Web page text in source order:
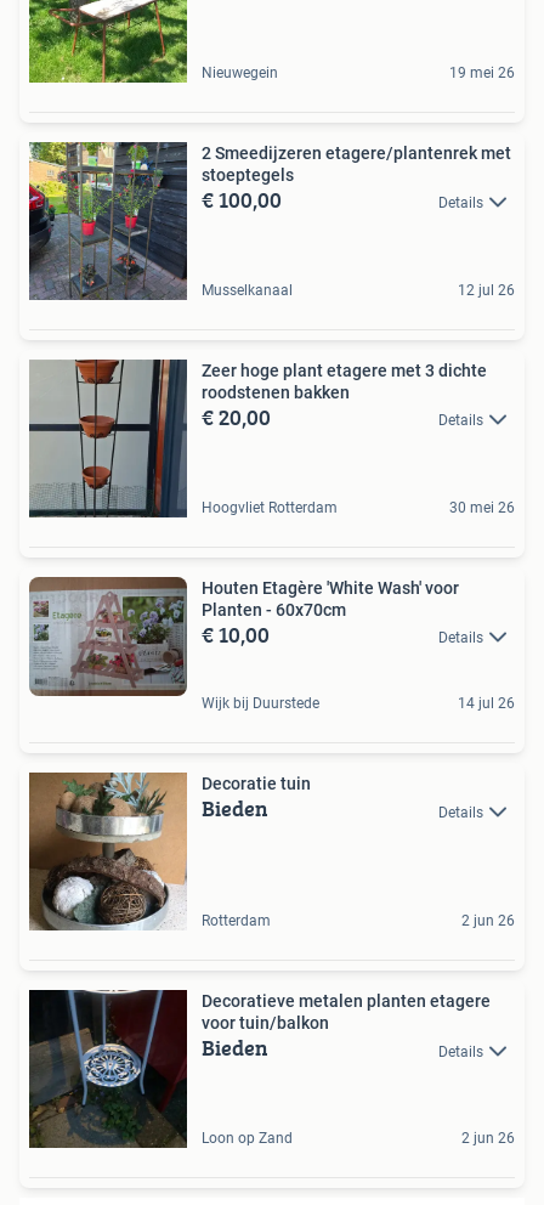
Nieuwegein 19 mei 26
2 Smeedijzeren etagere/plantenrek met
stoeptegels
€ 100,00 Details
Musselkanaal 12 jul 26
Zeer hoge plant etagere met 3 dichte
roodstenen bakken
€ 20,00 Details
Hoogvliet Rotterdam 30 mei 26
Houten Etagère 'White Wash' voor
Planten - 60x70cm
€ 10,00 Details
Wijk bij Duurstede 14 jul 26
Decoratie tuin
Bieden Details
Rotterdam 2 jun 26
Decoratieve metalen planten etagere
voor tuin/balkon
Bieden Details
Loon op Zand 2 jun 26